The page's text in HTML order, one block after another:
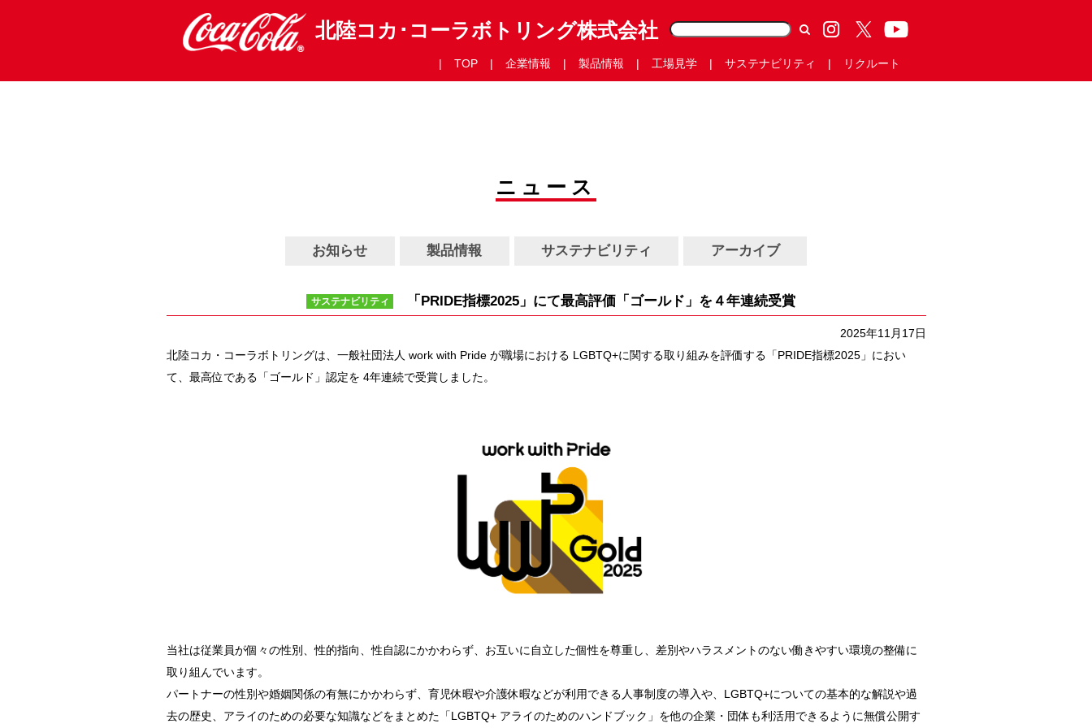
北陸コカ･コーラボトリング株式会社
TOP 企業情報 製品情報 工場見学 サステナビリティ リクルート
ニュース
お知らせ 製品情報 サステナビリティ アーカイブ
サステナビリティ 「PRIDE指標2025」にて最高評価「ゴールド」を４年連続受賞
2025年11月17日
北陸コカ・コーラボトリングは、一般社団法人 work with Pride が職場における LGBTQ+に関する取り組みを評価する「PRIDE指標2025」におい
て、最高位である「ゴールド」認定を 4年連続で受賞しました。
当社は従業員が個々の性別、性的指向、性自認にかかわらず、お互いに自立した個性を尊重し、差別やハラスメントのない働きやすい環境の整備に
取り組んでいます。
パートナーの性別や婚姻関係の有無にかかわらず、育児休暇や介護休暇などが利用できる人事制度の導入や、LGBTQ+についての基本的な解説や過
去の歴史、アライのための必要な知識などをまとめた「LGBTQ+ アライのためのハンドブック」を他の企業・団体も利活用できるように無償公開す